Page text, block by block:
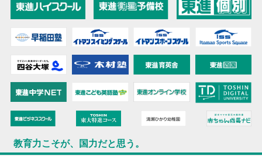
教育力こそが、国力だと思う。